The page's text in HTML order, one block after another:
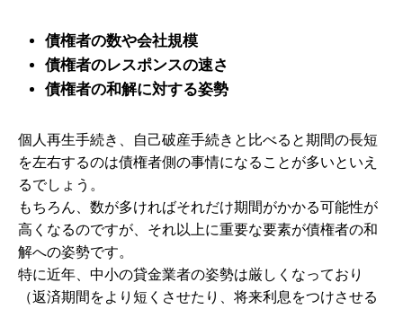
債権者の数や会社規模
債権者のレスポンスの速さ
債権者の和解に対する姿勢
個人再生手続き、自己破産手続きと比べると期間の長短
を左右するのは債権者側の事情になることが多いといえ
るでしょう。
もちろん、数が多ければそれだけ期間がかかる可能性が
高くなるのですが、それ以上に重要な要素が債権者の和
解への姿勢です。
特に近年、中小の貸金業者の姿勢は厳しくなっており
（返済期間をより短くさせたり、将来利息をつけさせる